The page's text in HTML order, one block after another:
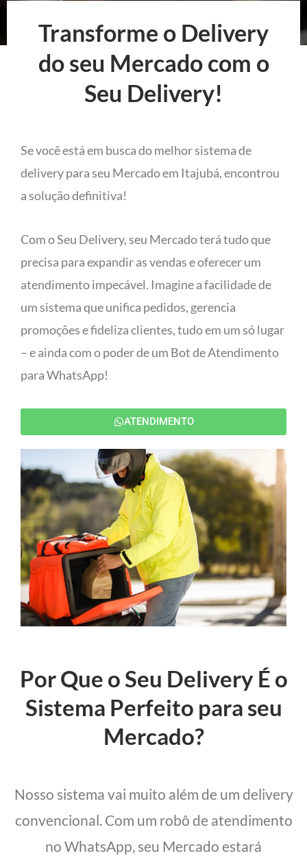
Transforme o Delivery
do seu Mercado com o
Seu Delivery!
Se você está em busca do melhor sistema de
delivery para seu Mercado em Itajubá, encontrou
a solução definitiva!
Com o Seu Delivery, seu Mercado terá tudo que
precisa para expandir as vendas e oferecer um
atendimento impecável. Imagine a facilidade de
um sistema que unifica pedidos, gerencia
promoções e fideliza clientes, tudo em um só lugar
– e ainda com o poder de um Bot de Atendimento
para WhatsApp!
ATENDIMENTO
Por Que o Seu Delivery É o
Sistema Perfeito para seu
Mercado?
Nosso sistema vai muito além de um delivery
convencional. Com um robô de atendimento
no WhatsApp, seu Mercado estará